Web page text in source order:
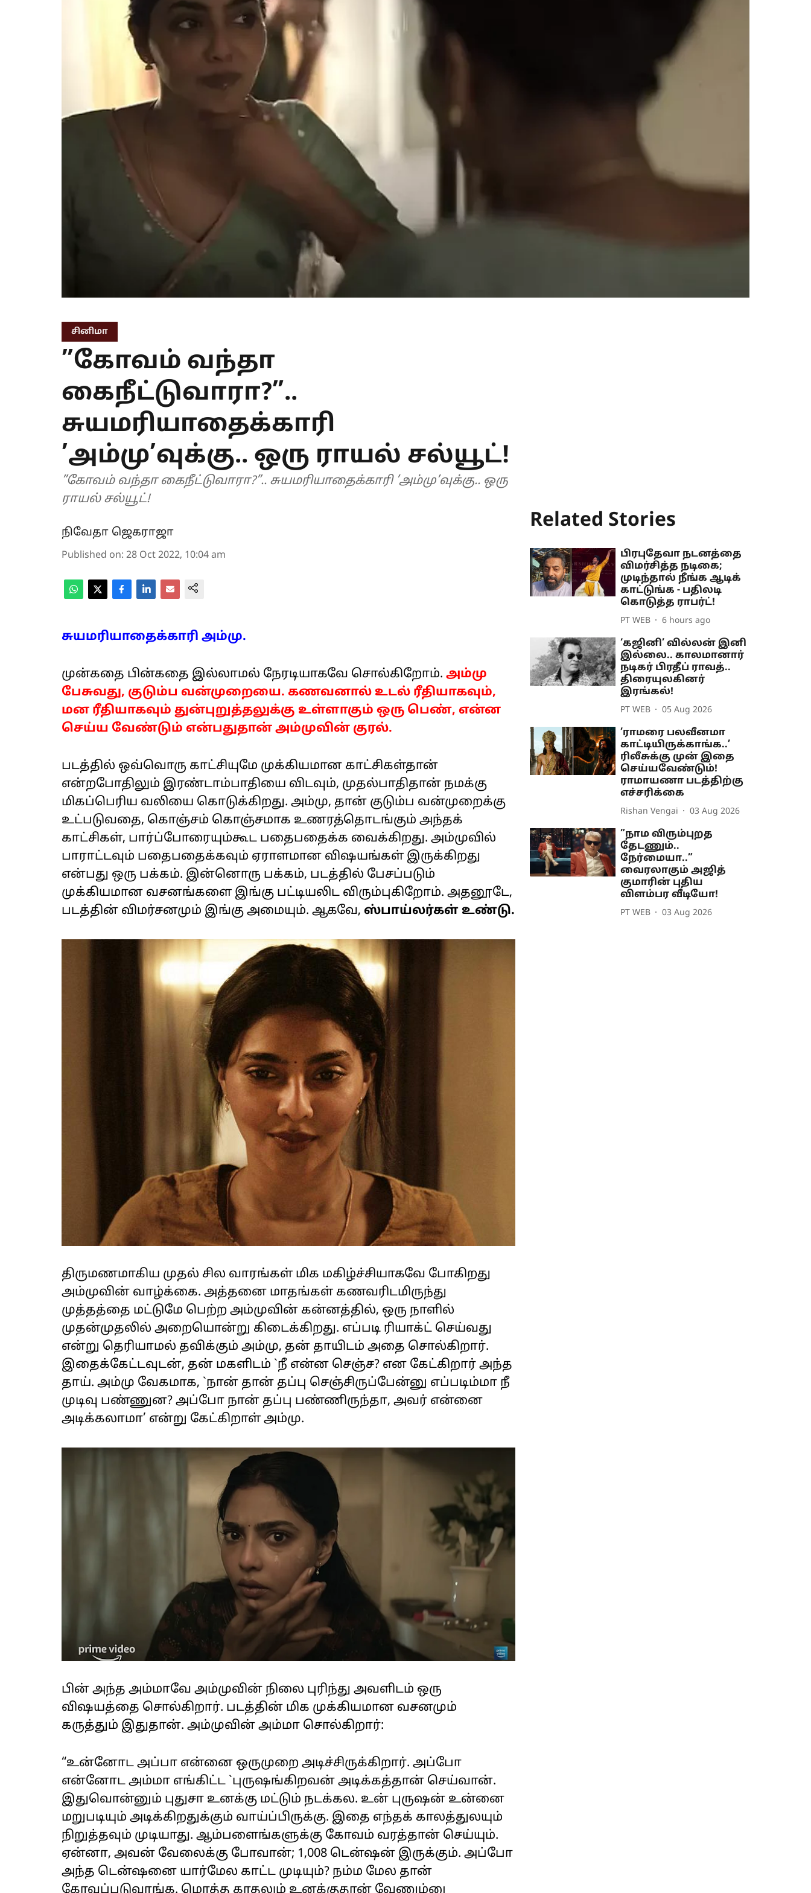
சினிமா
”கோவம் வந்தா
கைநீட்டுவாரா?”..
சுயமரியாதைக்காரி
’அம்மு’வுக்கு.. ஒரு ராயல் சல்யூட்!
”கோவம் வந்தா கைநீட்டுவாரா?”.. சுயமரியாதைக்காரி ’அம்மு’வுக்கு.. ஒரு
ராயல் சல்யூட்!
நிவேதா ஜெகராஜா
Published on: 28 Oct 2022, 10:04 am
சுயமரியாதைக்காரி அம்மு.
முன்கதை பின்கதை இல்லாமல் நேரடியாகவே சொல்கிறோம். அம்மு
பேசுவது, குடும்ப வன்முறையை. கணவனால் உடல் ரீதியாகவும்,
மன ரீதியாகவும் துன்புறுத்தலுக்கு உள்ளாகும் ஒரு பெண், என்ன
செய்ய வேண்டும் என்பதுதான் அம்முவின் குரல்.
படத்தில் ஒவ்வொரு காட்சியுமே முக்கியமான காட்சிகள்தான்
என்றபோதிலும் இரண்டாம்பாதியை விடவும், முதல்பாதிதான் நமக்கு
மிகப்பெரிய வலியை கொடுக்கிறது. அம்மு, தான் குடும்ப வன்முறைக்கு
உட்படுவதை, கொஞ்சம் கொஞ்சமாக உணரத்தொடங்கும் அந்தக்
காட்சிகள், பார்ப்போரையும்கூட பதைபதைக்க வைக்கிறது. அம்முவில்
பாராட்டவும் பதைபதைக்கவும் ஏராளமான விஷயங்கள் இருக்கிறது
என்பது ஒரு பக்கம். இன்னொரு பக்கம், படத்தில் பேசப்படும்
முக்கியமான வசனங்களை இங்கு பட்டியலிட விரும்புகிறோம். அதனூடே,
படத்தின் விமர்சனமும் இங்கு அமையும். ஆகவே, ஸ்பாய்லர்கள் உண்டு.
திருமணமாகிய முதல் சில வாரங்கள் மிக மகிழ்ச்சியாகவே போகிறது
அம்முவின் வாழ்க்கை. அத்தனை மாதங்கள் கணவரிடமிருந்து
முத்தத்தை மட்டுமே பெற்ற அம்முவின் கன்னத்தில், ஒரு நாளில்
முதன்முதலில் அறையொன்று கிடைக்கிறது. எப்படி ரியாக்ட் செய்வது
என்று தெரியாமல் தவிக்கும் அம்மு, தன் தாயிடம் அதை சொல்கிறார்.
இதைக்கேட்டவுடன், தன் மகளிடம் `நீ என்ன செஞ்ச? என கேட்கிறார் அந்த
தாய். அம்மு வேகமாக, `நான் தான் தப்பு செஞ்சிருப்பேன்னு எப்படிம்மா நீ
முடிவு பண்ணுன? அப்போ நான் தப்பு பண்ணிருந்தா, அவர் என்னை
அடிக்கலாமா’ என்று கேட்கிறாள் அம்மு.
பின் அந்த அம்மாவே அம்முவின் நிலை புரிந்து அவளிடம் ஒரு
விஷயத்தை சொல்கிறார். படத்தின் மிக முக்கியமான வசனமும்
கருத்தும் இதுதான். அம்முவின் அம்மா சொல்கிறார்:
“உன்னோட அப்பா என்னை ஒருமுறை அடிச்சிருக்கிறார். அப்போ
என்னோட அம்மா எங்கிட்ட `புருஷங்கிறவன் அடிக்கத்தான் செய்வான்.
இதுவொன்னும் புதுசா உனக்கு மட்டும் நடக்கல. உன் புருஷன் உன்னை
மறுபடியும் அடிக்கிறதுக்கும் வாய்ப்பிருக்கு. இதை எந்தக் காலத்துலயும்
நிறுத்தவும் முடியாது. ஆம்பளைங்களுக்கு கோவம் வரத்தான் செய்யும்.
ஏன்னா, அவன் வேலைக்கு போவான்; 1,008 டென்ஷன் இருக்கும். அப்போ
அந்த டென்ஷனை யார்மேல காட்ட முடியும்? நம்ம மேல தான்
கோவப்படுவாங்க. மொத்த காதலும் உனக்குதான் வேணும்னு
Related Stories
பிரபுதேவா நடனத்தை
விமர்சித்த நடிகை;
முடிந்தால் நீங்க ஆடிக்
காட்டுங்க - பதிலடி
கொடுத்த ராபர்ட்!
PT WEB 6 hours ago
‘கஜினி’ வில்லன் இனி
இல்லை.. காலமானார்
நடிகர் பிரதீப் ராவத்..
திரையுலகினர்
இரங்கல்!
PT WEB 05 Aug 2026
’ராமரை பலவீனமா
காட்டியிருக்காங்க..’
ரிலீசுக்கு முன் இதை
செய்யவேண்டும்!
ராமாயணா படத்திற்கு
எச்சரிக்கை
Rishan Vengai 03 Aug 2026
”நாம விரும்புறத
தேடணும்..
நேர்மையா..”
வைரலாகும் அஜித்
குமாரின் புதிய
விளம்பர வீடியோ!
PT WEB 03 Aug 2026